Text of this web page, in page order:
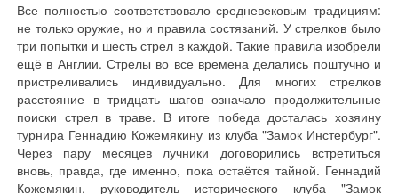
Все полностью соответствовало средневековым традициям:
не только оружие, но и правила состязаний. У стрелков было
три попытки и шесть стрел в каждой. Такие правила изобрели
ещё в Англии. Стрелы во все времена делались поштучно и
пристреливались индивидуально. Для многих стрелков
расстояние в тридцать шагов означало продолжительные
поиски стрел в траве. В итоге победа досталась хозяину
турнира Геннадию Кожемякину из клуба "Замок Инстербург".
Через пару месяцев лучники договорились встретиться
вновь, правда, где именно, пока остаётся тайной. Геннадий
Кожемякин, руководитель исторического клуба "Замок